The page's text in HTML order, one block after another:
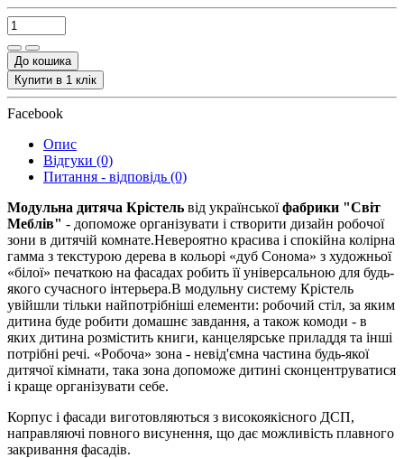
До кошика
Купити в 1 клік
Facebook
Опис
Відгуки (0)
Питання - відповідь (0)
Модульна дитяча Крістель від українськоїфабрики "Світ
Меблів" - допоможе організувати і створити дизайн робочої
зони в дитячій комнате.Невероятно красива і спокійна колірна
гамма з текстурою дерева в кольорі «дуб Сонома» з художньої
«білої» печаткою на фасадах робить її універсальною для будь-
якого сучасного інтерьера.В модульну систему Крістель
увійшли тільки найпотрібніші елементи: робочий стіл, за яким
дитина буде робити домашнє завдання, а також комоди - в
яких дитина розмістить книги, канцелярське приладдя та інші
потрібні речі. «Робоча» зона - невід'ємна частина будь-якої
дитячої кімнати, така зона допоможе дитині сконцентруватися
і краще організувати себе.
Корпус і фасади виготовляються з високоякісного ДСП,
направляючі повного висунення, що дає можливість плавного
закривання фасадів.